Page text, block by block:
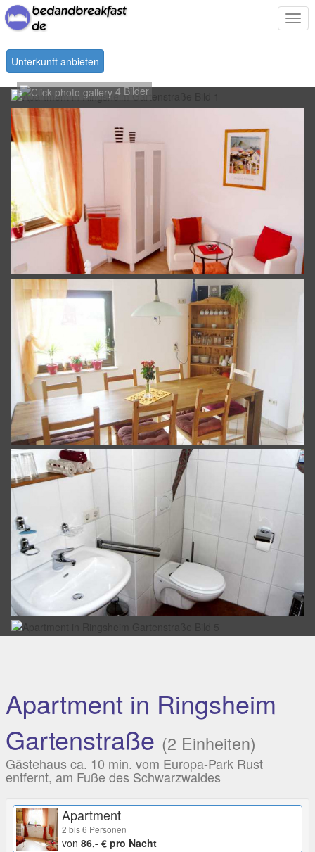
Unterkunft anbieten
4 Bilder
Apartment in Ringsheim
Gartenstraße (2 Einheiten)
Gästehaus ca. 10 min. vom Europa-Park Rust
entfernt, am Fuße des Schwarzwaldes
Apartment
2 bis 6 Personen
von 86,- € pro Nacht